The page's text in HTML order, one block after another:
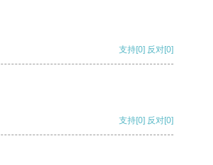
支持[0] 反对[0]
支持[0] 反对[0]